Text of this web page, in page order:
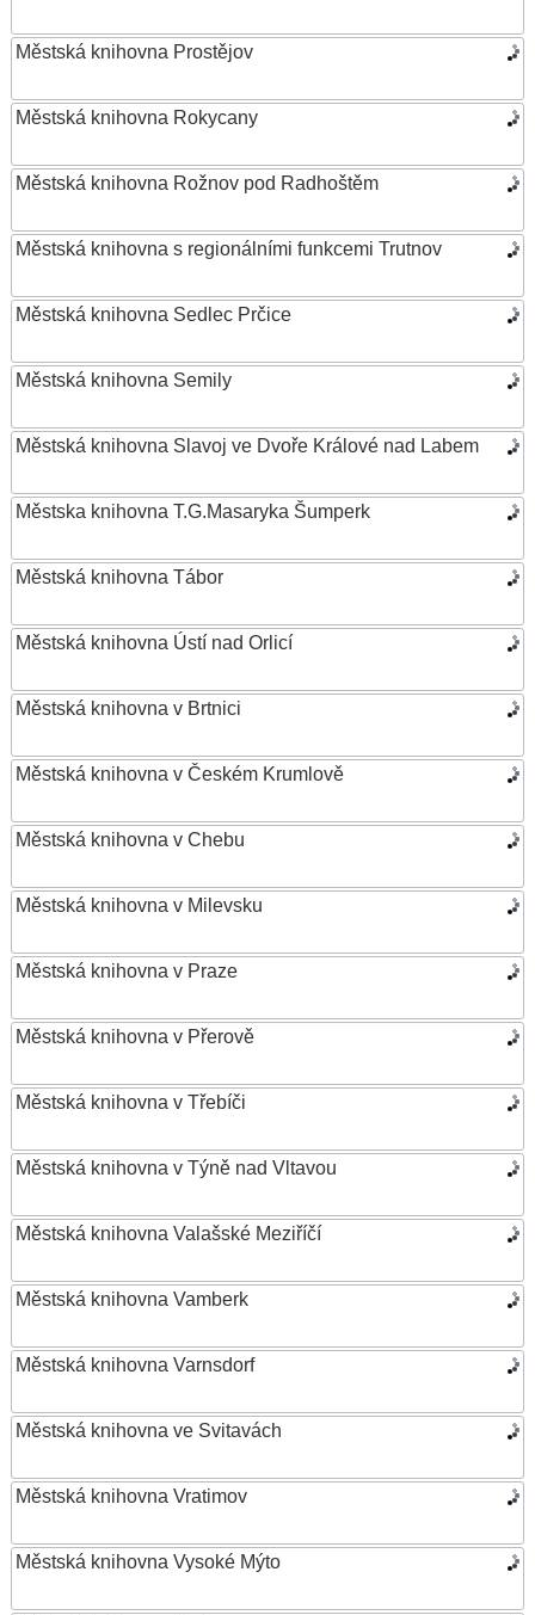
Městská knihovna Prostějov
Městská knihovna Rokycany
Městská knihovna Rožnov pod Radhoštěm
Městská knihovna s regionálními funkcemi Trutnov
Městská knihovna Sedlec Prčice
Městská knihovna Semily
Městská knihovna Slavoj ve Dvoře Králové nad Labem
Městska knihovna T.G.Masaryka Šumperk
Městská knihovna Tábor
Městská knihovna Ústí nad Orlicí
Městská knihovna v Brtnici
Městská knihovna v Českém Krumlově
Městská knihovna v Chebu
Městská knihovna v Milevsku
Městská knihovna v Praze
Městská knihovna v Přerově
Městská knihovna v Třebíči
Městská knihovna v Týně nad Vltavou
Městská knihovna Valašské Meziříčí
Městská knihovna Vamberk
Městská knihovna Varnsdorf
Městská knihovna ve Svitavách
Městská knihovna Vratimov
Městská knihovna Vysoké Mýto